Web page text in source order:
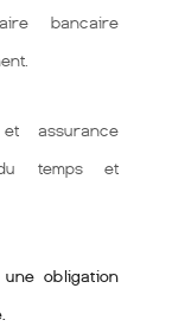
bancaire
assurance
temps et
obligation